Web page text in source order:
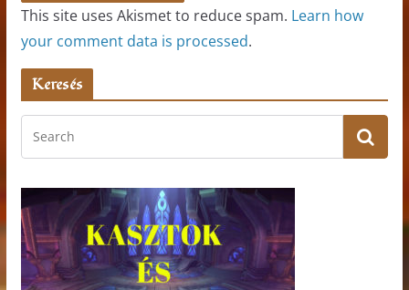
This site uses Akismet to reduce spam. Learn how
your comment data is processed.
Keresés